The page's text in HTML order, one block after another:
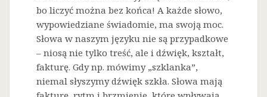
bo liczyć można bez końca! A każde słowo,
wypowiedziane świadomie, ma swoją moc.
Słowa w naszym języku nie są przypadkowe
– niosą nie tylko treść, ale i dźwięk, kształt,
fakturę. Gdy np. mówimy „szklanka”,
niemal słyszymy dźwięk szkła. Słowa mają